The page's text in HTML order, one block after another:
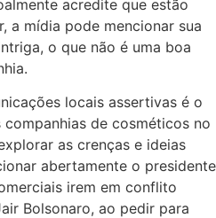
acredite que estão
a mídia pode mencionar sua
o que não é uma boa
locais assertivas é o
de cosméticos no
as crenças e ideias
abertamente o presidente
irem em conflito
Bolsonaro, ao pedir para